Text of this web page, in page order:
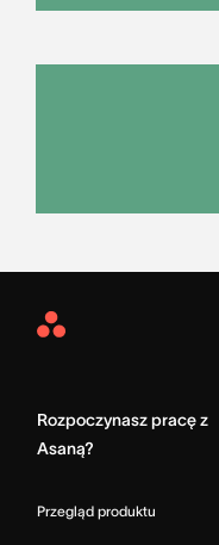
Asana
Rozpoczynasz pracę z
Asaną?
Przegląd produktu